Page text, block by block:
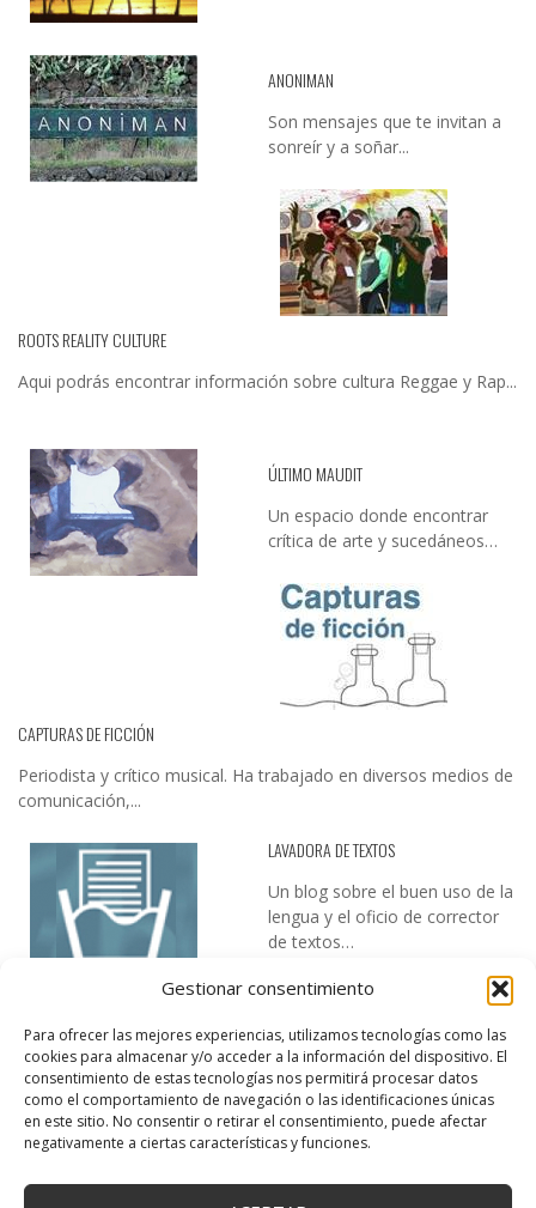
Gestionar consentimiento
Para ofrecer las mejores experiencias, utilizamos tecnologías como las
cookies para almacenar y/o acceder a la información del dispositivo. El
consentimiento de estas tecnologías nos permitirá procesar datos
como el comportamiento de navegación o las identificaciones únicas
en este sitio. No consentir o retirar el consentimiento, puede afectar
negativamente a ciertas características y funciones.
ANONIMAN
Son mensajes que te invitan a
sonreír y a soñar...
ROOTS REALITY CULTURE
Aqui podrás encontrar información sobre cultura Reggae y Rap...
ÚLTIMO MAUDIT
Un espacio donde encontrar
crítica de arte y sucedáneos…
CAPTURAS DE FICCIÓN
Periodista y crítico musical. Ha trabajado en diversos medios de
comunicación,...
LAVADORA DE TEXTOS
Un blog sobre el buen uso de la
lengua y el oficio de corrector
de textos…
DESIREE MARTÍN